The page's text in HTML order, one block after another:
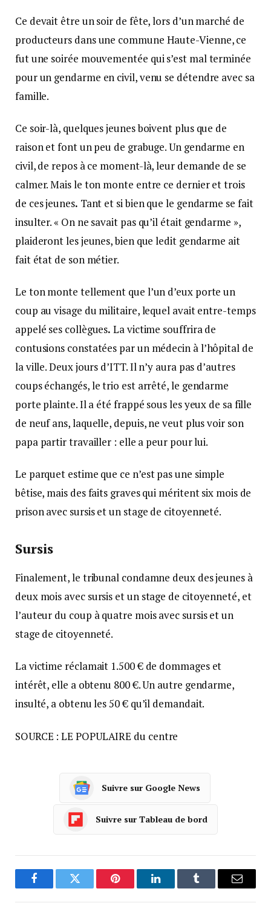
Ce devait être un soir de fête, lors d’un marché de
producteurs dans une commune Haute-Vienne, ce
fut une soirée mouvementée qui s’est mal terminée
pour un gendarme en civil, venu se détendre avec sa
famille.
Ce soir-là, quelques jeunes boivent plus que de
raison et font un peu de grabuge. Un gendarme en
civil, de repos à ce moment-là, leur demande de se
calmer. Mais le ton monte entre ce dernier et trois
de ces jeunes. Tant et si bien que le gendarme se fait
insulter. « On ne savait pas qu’il était gendarme »,
plaideront les jeunes, bien que ledit gendarme ait
fait état de son métier.
Le ton monte tellement que l’un d’eux porte un
coup au visage du militaire, lequel avait entre-temps
appelé ses collègues. La victime souffrira de
contusions constatées par un médecin à l’hôpital de
la ville. Deux jours d’ITT. Il n’y aura pas d’autres
coups échangés, le trio est arrêté, le gendarme
porte plainte. Il a été frappé sous les yeux de sa fille
de neuf ans, laquelle, depuis, ne veut plus voir son
papa partir travailler : elle a peur pour lui.
Le parquet estime que ce n’est pas une simple
bêtise, mais des faits graves qui méritent six mois de
prison avec sursis et un stage de citoyenneté.
Sursis
Finalement, le tribunal condamne deux des jeunes à
deux mois avec sursis et un stage de citoyenneté, et
l’auteur du coup à quatre mois avec sursis et un
stage de citoyenneté.
La victime réclamait 1.500 € de dommages et
intérêt, elle a obtenu 800 €. Un autre gendarme,
insulté, a obtenu les 50 € qu’il demandait.
SOURCE : LE POPULAIRE du centre
Suivre sur Google News
Suivre sur Tableau de bord
FacebookTwitter Pinterest LinkedInTumblr